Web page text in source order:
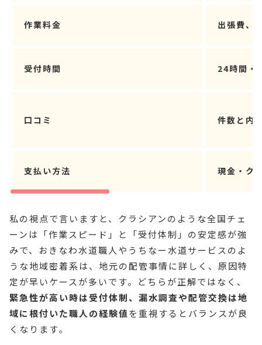
作業料金 出張費、
受付時間 24時間・
口コミ 件数と内
支払い方法 現金・ク
私の視点で言いますと、クラシアンのような全国チェ
ーンは「作業スピード」と「受付体制」の安定感が強
みで、おきなわ水道職人やうちなー水道サービスのよ
うな地域密着系は、地元の配管事情に詳しく、原因特
定が早いケースが多いです。どちらが正解ではなく、
緊急性が高い時は受付体制、漏水調査や配管交換は地
域に根付いた職人の経験値を重視するとバランスが良
くなります。